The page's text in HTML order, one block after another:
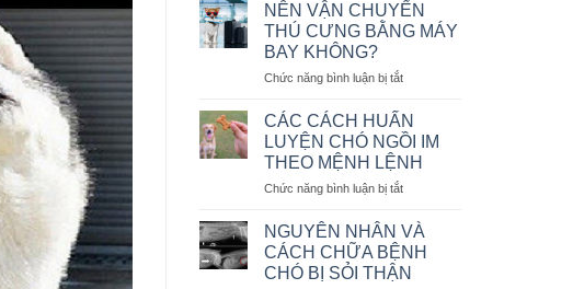
NÊN VẬN CHUYỂN
THÚ CƯNG BẰNG MÁY
BAY KHÔNG?
Chức năng bình luận bị tắtở
VẬN
CHUYỂN
THÚ
CƯNG
BẰNG
BAY
KHÔNG?
CÁC CÁCH HUẤN
LUYỆN CHÓ NGỒI IM
THEO MỆNH LỆNH
Chức năng bình luận bị tắtở
CÁCH
HUẤN
LUYỆN
CHÓ
NGUYÊN NHÂN VÀ
CÁCH CHỮA BỆNH
CHÓ BỊ SỎI THẬN